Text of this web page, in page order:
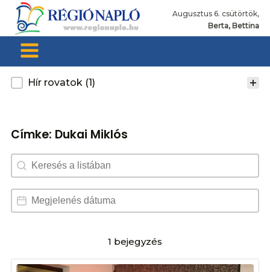
Augusztus 6. csütörtök,
Berta, Bettina
Kategoria
Hír rovatok (1)
Címke: Dukai Miklós
Search content
Dátum választó
Date
1 bejegyzés